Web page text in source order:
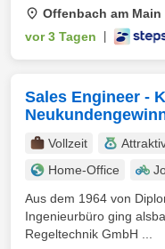
Offenbach am Main
vor 3 Tagen
Sales Engineer -
Vollzeit
Home-Office
Aus dem 1964 von
Ingenieurbüro ging
Regeltechnik GmbH ...